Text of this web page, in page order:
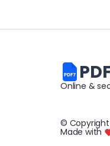
Online &
© Copyright
Made with